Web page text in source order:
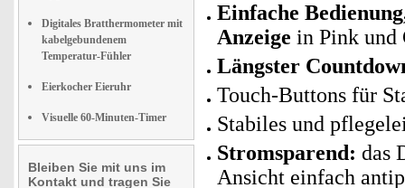
Digitales Bratthermometer mit
kabelgebundenem
Temperatur-Fühler
Eierkocher Eieruhr
Visuelle 60-Minuten-Timer
Bleiben Sie mit uns im
Kontakt und tragen Sie
Einfache
Anzeige in Pink und
Längster
Touch-Buttons für
Stabiles und
Stromsparend: das
Ansicht einfach